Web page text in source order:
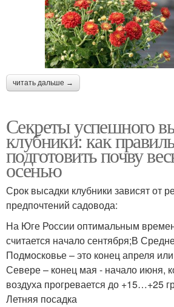
читать дальше →
Секреты успешного
клубники: как
подготовить почву
осенью
Срок высадки клубники зависят от
предпочтений садовода:
На Юге России оптимальным
считается начало сентября;В
Подмосковье – это конец апреля
Севере – конец мая - начало июня,
воздуха прогревается до +15…+25
Летняя посадка